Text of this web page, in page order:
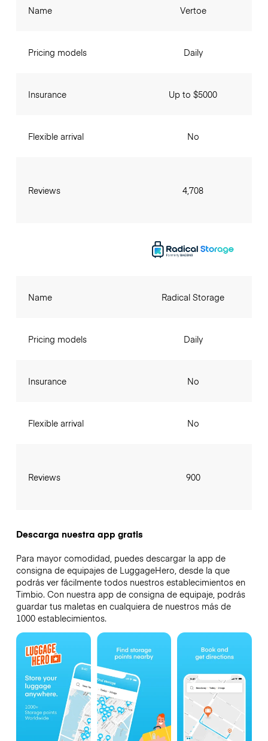
Name
Pricing models
Insurance
Flexible arrival
Reviews
Vertoe
Daily
Up to $5000
No
4,708
Name
Pricing models
Insurance
Flexible arrival
Reviews
Radical Storage
Daily
No
No
900
Descarga nuestra app gratis
Para mayor comodidad, puedes descargar la app de
consigna de equipajes de LuggageHero, desde la que
podrás ver fácilmente todos nuestros establecimientos en
Timbio. Con nuestra app de consigna de equipaje, podrás
guardar tus maletas en cualquiera de nuestros más de
1000 establecimientos.